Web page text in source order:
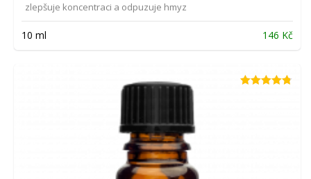
zlepšuje koncentraci a odpuzuje hmyz
10 ml 146 Kč